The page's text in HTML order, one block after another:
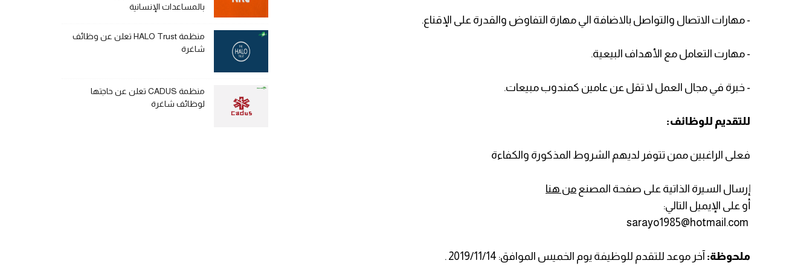
- مهارات الاتصال والتواصل بالاضافة الي مهارة التفاوض والقدرة على الإقناع.
- مهارت التعامل مع الأهداف البيعية.
- خبرة في مجال العمل لا تقل عن عامين كمندوب مبيعات.
للتقديم للوظائف:
فعلى الراغبين ممن تتوفر لديهم الشروط المذكورة والكفاءة
إرسال السيرة الذاتية على صفحة المصنع من هنا
أو على الإيميل التالي:
ملحوظة: آخر موعد للتقدم للوظيفة يوم الخميس الموافق: 2019/11/14 .
بالمساعدات الإنسانية
منظمة HALO Trust تعلن عن وظائف
شاغرة
منظمة CADUS تعلن عن حاجتها
لوظائف شاغرة